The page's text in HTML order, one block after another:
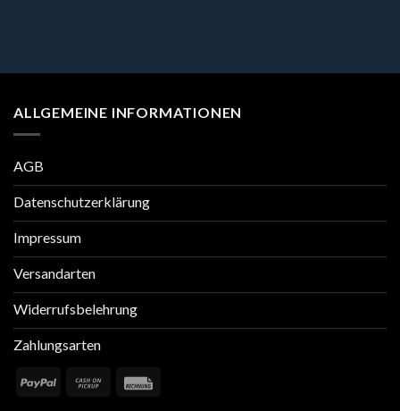
ALLGEMEINE INFORMATIONEN
AGB
Datenschutzerklärung
Impressum
Versandarten
Widerrufsbelehrung
Zahlungsarten